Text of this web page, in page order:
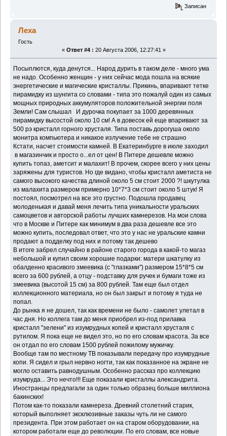
Записан
Леха
Гость
« Ответ #4 : 20 Августа 2006, 12:27:41 »
Посыплются, куда денутся... Народ дурить в таком деле - много ума
не надо. Особенно женщин - у них сейчас мода пошла на всякие
энергетические и магические кристаллы. Прикинь, впаривают тетке
пирамидку из шунгита со словами - типа это пожалуй один из самых
мощных природных аккумуляторов положительной энергии поля
Земли! Сам слышал
И дурочка покупает за 1000 деревянных
пирамидку высостой около 10 см! А в довесок ей еще впаривают за
500 рэ кристалл горного хрусталя. Типа поставь дорогуша около
монитра компьютера и никакое излучение тебе не страшно
Кстати, насчет стоимости камней. В Екатеринбурге в июле заходил
в магазинчик и просто о...ел от цен! В Питере дешевле можно
купить топаз, аметсит и малахит! В прочем, скорее всего у них цены
заряжены для туристов. Но где видано, чтобы кристалл аметиста не
самого высокого качества длиной около 5 см стоит 2000 ?! шкутулка
из малахита размером примерно 10*7*3 см стоит около 5 штук! Я
постоял, посмотрел на все это грустно. Подошла продавец
молоденькая и давай меня лечить типа уникальности уральских
самоцветов и авторской работы лучших камнерезов. На мои слова
что в Москве и Питере как минимум в два раза дешевле все это
можно купить, последовал ответ, что это у нас не уральские камни
продают а подделку под них и потому так дешево
В итоге забрел случайно в районе старого города в какой-то магаз
небольшой и купил своим хорошие подарки: матери шкатулку из
обалденно красивого змеевика (с "глазками") размером 15*8*5 см
всего за 600 рублей, а отцу - подставку для ручек и бумаги тоже из
змеевика (высотой 15 см) за 800 рублей. Там еще был отдел
коллекционного материала, но он был закрыт и потому я туда не
попал.
До рынка я не дошел, так как времени не было - самолет улетал в
час дня. Но коллега там до меня приобрел из-под прилавка
кристалл "зелени" из изумрудных копей и кристалл хрусталя с
рутилом. Я пока еще не видел это, но по его словам красота. За все
он отдал по его словам 1500 рублей пожилому мужичку.
Вообще там по местному ТВ показывали передачу про изумрудные
копи. Я сидел и грыл нервно ногти, так как показанное на экране не
могло оставить равнодушным. Особенно рассказ про коллекцию
изумруда... Это нечто!!! Еще показали кристаллы александрита.
Иностранцы предлагали за один только образец больше миллиона
бакинских!
Потом как-то показали камнереза. Древний столетний старик,
который выполняет эксклюзивные заказы чуть ли не самого
президента. При этом работает он на старом оборудовании, на
котором работали еще до революции. По его словам, все новые